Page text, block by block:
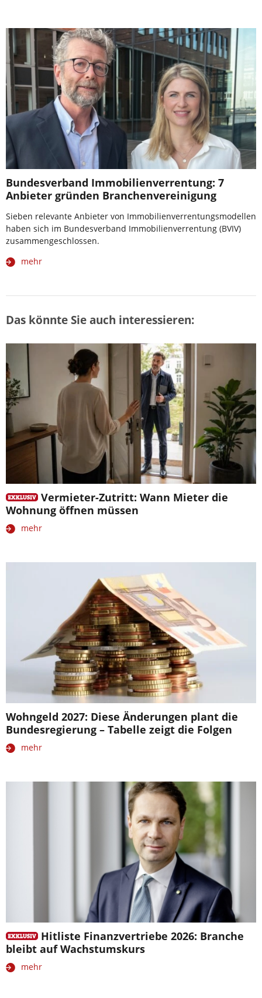
Bundesverband Immobilienverrentung: 7
Anbieter gründen Branchenvereinigung
Sieben relevante Anbieter von Immobilienverrentungsmodellen
haben sich im Bundesverband Immobilienverrentung (BVIV)
zusammengeschlossen.
mehr
Das könnte Sie auch interessieren:
Vermieter-Zutritt: Wann Mieter die
Wohnung öffnen müssen
mehr
Wohngeld 2027: Diese Änderungen plant die
Bundesregierung – Tabelle zeigt die Folgen
mehr
Hitliste Finanzvertriebe 2026: Branche
bleibt auf Wachstumskurs
mehr